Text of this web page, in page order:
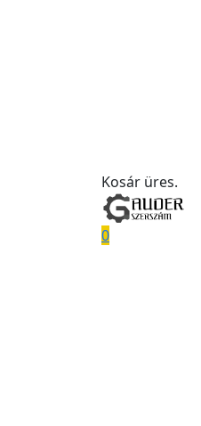
Kosár üres.
0